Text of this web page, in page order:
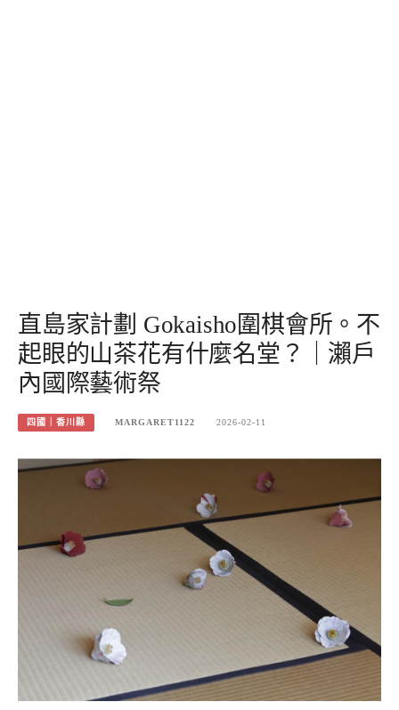
直島家計劃 Gokaisho圍棋會所。不
起眼的山茶花有什麼名堂？｜瀨戶
內國際藝術祭
四國｜香川縣 MARGARET1122 2026-02-11